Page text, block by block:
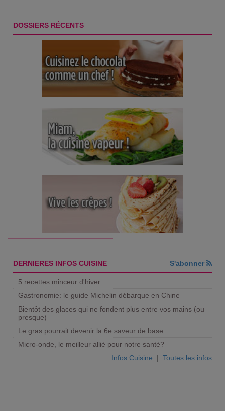
DOSSIERS RÉCENTS
DERNIERES INFOS CUISINE S'abonner
5 recettes minceur d'hiver
Gastronomie: le guide Michelin débarque en Chine
Bientôt des glaces qui ne fondent plus entre vos mains (ou
presque)
Le gras pourrait devenir la 6e saveur de base
Micro-onde, le meilleur allié pour notre santé?
Infos Cuisine | Toutes les infos